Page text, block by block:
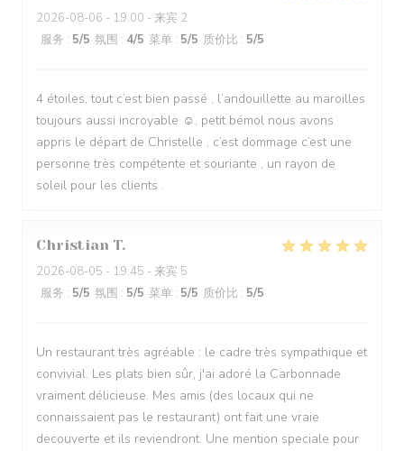
2026-08-06 - 19:00 - 来宾 2
服务 : 5/5 氛围 : 4/5 菜单 : 5/5 质价比 : 5/5
4 étoiles, tout c’est bien passé , l’andouillette au maroilles
toujours aussi incroyable ☺️, petit bémol nous avons
appris le départ de Christelle , c’est dommage c’est une
personne très compétente et souriante , un rayon de
soleil pour les clients .
Christian T
2026-08-05 - 19:45 - 来宾 5
服务 : 5/5 氛围 : 5/5 菜单 : 5/5 质价比 : 5/5
Un restaurant très agréable : le cadre très sympathique et
convivial. Les plats bien sûr, j'ai adoré la Carbonnade
vraiment délicieuse. Mes amis (des locaux qui ne
connaissaient pas le restaurant) ont fait une vraie
decouverte et ils reviendront. Une mention speciale pour